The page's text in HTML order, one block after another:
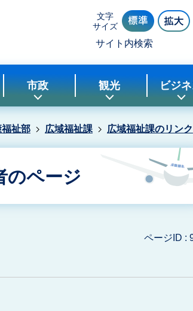
文字
サイズ
サイト内検索
市政 観光 ビジ
祉部 広域福祉課 広域福祉課のリンク
のページ
ページID :